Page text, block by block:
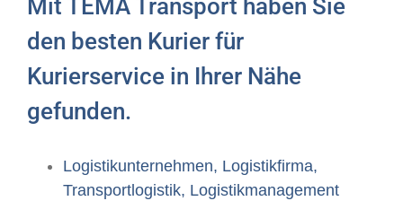
Mit TEMA Transport haben Sie
den besten Kurier für
Kurierservice in Ihrer Nähe
gefunden.
Logistikunternehmen, Logistikfirma,
Transportlogistik, Logistikmanagement